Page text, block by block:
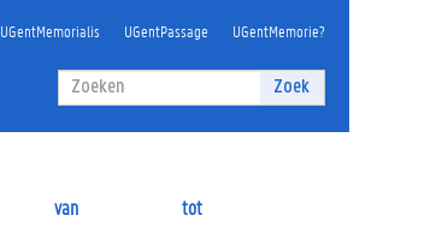
Zoekveld Zoek
Zoeken
UGentMemorialis UGentPassage UGentMemorie?
van tot